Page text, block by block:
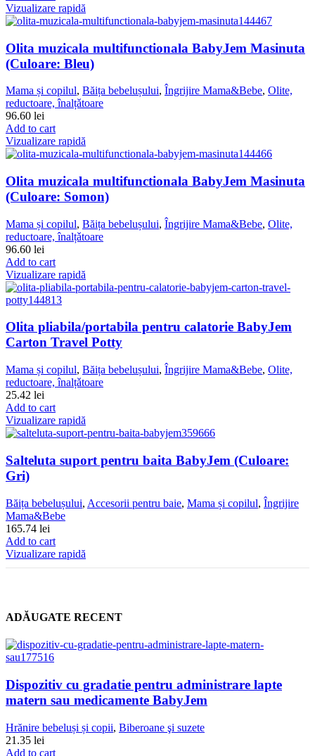
Vizualizare rapidă
Olita muzicala multifunctionala BabyJem Masinuta
(Culoare: Bleu)
Mama și copilul, Băița bebelușului, Îngrijire Mama&Bebe, Olite,
reductoare, înalțǎtoare
96.60 lei
Add to cart
Vizualizare rapidă
Olita muzicala multifunctionala BabyJem Masinuta
(Culoare: Somon)
Mama și copilul, Băița bebelușului, Îngrijire Mama&Bebe, Olite,
reductoare, înalțǎtoare
96.60 lei
Add to cart
Vizualizare rapidă
Olita pliabila/portabila pentru calatorie BabyJem
Carton Travel Potty
Mama și copilul, Băița bebelușului, Îngrijire Mama&Bebe, Olite,
reductoare, înalțǎtoare
25.42 lei
Add to cart
Vizualizare rapidă
Salteluta suport pentru baita BabyJem (Culoare:
Gri)
Băița bebelușului, Accesorii pentru baie, Mama și copilul, Îngrijire
Mama&Bebe
165.74 lei
Add to cart
Vizualizare rapidă
ADĂUGATE RECENT
Dispozitiv cu gradatie pentru administrare lapte
matern sau medicamente BabyJem
Hrănire bebeluși și copii, Biberoane şi suzete
21.35 lei
Add to cart